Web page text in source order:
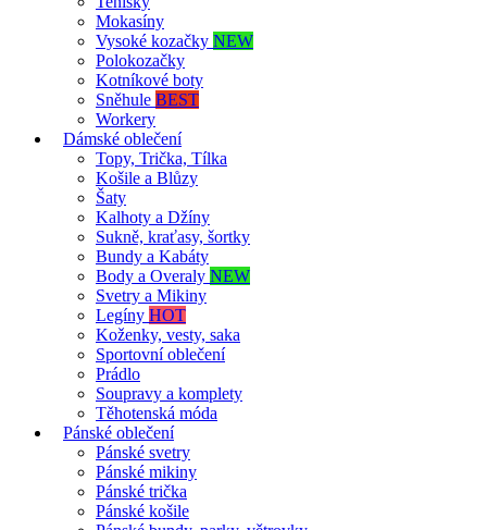
Mokasíny
Vysoké kozačky NEW
Polokozačky
Kotníkové boty
Sněhule BEST
Workery
Dámské oblečení
Topy, Trička, Tílka
Košile a Blůzy
Šaty
Kalhoty a Džíny
Sukně, kraťasy, šortky
Bundy a Kabáty
Body a Overaly NEW
Svetry a Mikiny
Legíny HOT
Koženky, vesty, saka
Sportovní oblečení
Prádlo
Soupravy a komplety
Těhotenská móda
Pánské oblečení
Pánské svetry
Pánské mikiny
Pánské trička
Pánské košile